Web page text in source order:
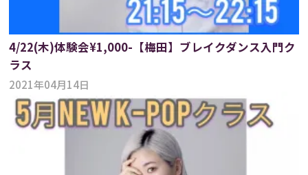
4/22(木)体験会¥1,000-【梅田】ブレイクダンス入門ク
ラス
2021年04月14日